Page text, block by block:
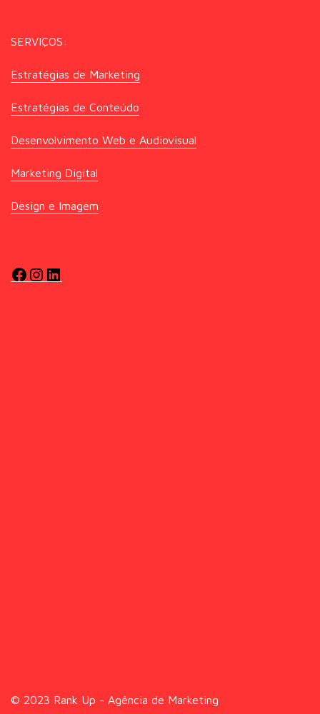
SERVIÇOS:
Estratégias de Marketing
Estratégias de Conteúdo
Desenvolvimento Web e Audiovisual
Marketing Digital
Design e Imagem
© 2023 Rank Up - Agência de Marketing